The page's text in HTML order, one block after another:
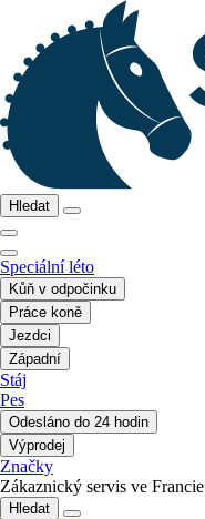
Hledat
Speciální léto
Kůň v odpočinku
Práce koně
Jezdci
Západní
Stáj
Pes
Odesláno do 24 hodin
Výprodej
Značky
Zákaznický servis ve Francie
Hledat